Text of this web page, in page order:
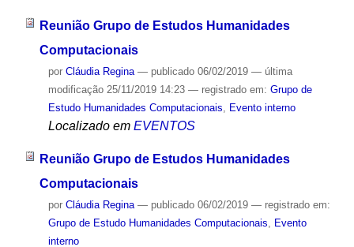
Reunião Grupo de Estudos Humanidades
Computacionais
por Cláudia Regina — publicado06/02/2019 — última
modificação25/11/2019 14:23 — registrado em: Grupo de
Estudo Humanidades Computacionais
Evento interno
Localizado em EVENTOS
Reunião Grupo de Estudos Humanidades
Computacionais
por Cláudia Regina — publicado06/02/2019 — registrado em:
Grupo de Estudo Humanidades Computacionais, Evento
interno